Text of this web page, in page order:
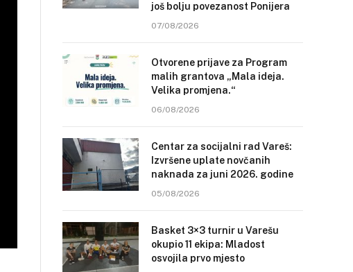
još bolju povezanost Ponijera
07/08/2026
Otvorene prijave za Program
malih grantova „Mala ideja.
Velika promjena.“
06/08/2026
Centar za socijalni rad Vareš:
Izvršene uplate novčanih
naknada za juni 2026. godine
05/08/2026
Basket 3×3 turnir u Varešu
okupio 11 ekipa: Mladost
osvojila prvo mjesto